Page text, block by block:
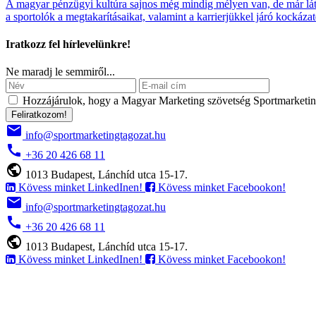
A magyar pénzügyi kultúra sajnos még mindig mélyen van, de már
a sportolók a megtakarításaikat, valamint a karrierjükkel járó
Iratkozz fel hírlevelünkre!
Ne maradj le semmiről...
Hozzájárulok, hogy a Magyar Marketing szövetség
Feliratkozom!
email info@sportmarketingtagozat.hu
call +36 20 426 68 11
public 1013 Budapest, Lánchíd utca 15-17.
Kövess minket LinkedInen!
Kövess minket Facebookon!
email info@sportmarketingtagozat.hu
call +36 20 426 68 11
public 1013 Budapest, Lánchíd utca 15-17.
Kövess minket LinkedInen!
Kövess minket Facebookon!